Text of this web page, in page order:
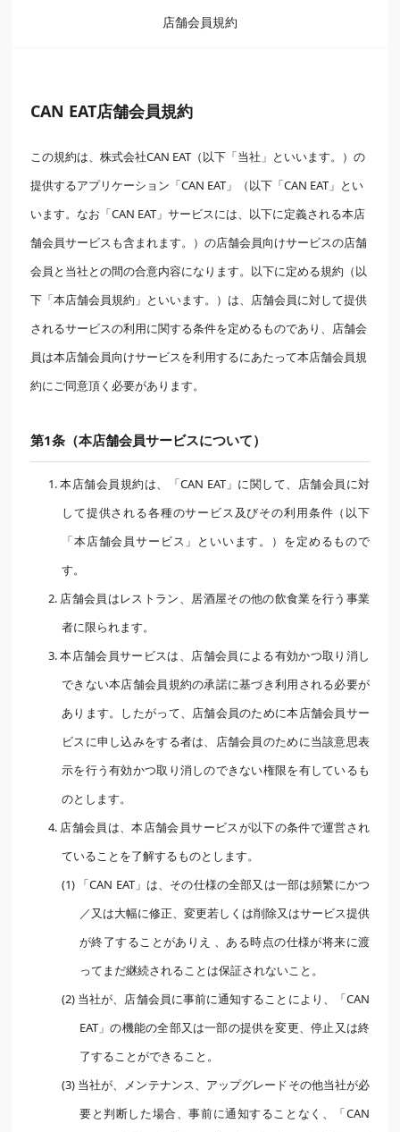
店舗会員規約
CAN EAT店舗会員規約
この規約は、株式会社CAN EAT（以下「当社」といいます。）の
提供するアプリケーション「CAN EAT」（以下「CAN EAT」とい
います。なお「CAN EAT」サービスには、以下に定義される本店
舗会員サービスも含まれます。）の店舗会員向けサービスの店舗
会員と当社との間の合意内容になります。以下に定める規約（以
下「本店舗会員規約」といいます。）は、店舗会員に対して提供
されるサービスの利用に関する条件を定めるものであり、店舗会
員は本店舗会員向けサービスを利用するにあたって本店舗会員規
約にご同意頂く必要があります。
第1条（本店舗会員サービスについて）
1. 本店舗会員規約は、「CAN EAT」に関して、店舗会員に対
して提供される各種のサービス及びその利用条件（以下
「本店舗会員サービス」といいます。）を定めるもので
す。
2. 店舗会員はレストラン、居酒屋その他の飲食業を行う事業
者に限られます。
3. 本店舗会員サービスは、店舗会員による有効かつ取り消し
できない本店舗会員規約の承諾に基づき利用される必要が
あります。したがって、店舗会員のために本店舗会員サー
ビスに申し込みをする者は、店舗会員のために当該意思表
示を行う有効かつ取り消しのできない権限を有しているも
のとします。
4. 店舗会員は、本店舗会員サービスが以下の条件で運営され
ていることを了解するものとします。
(1) 「CAN EAT」は、その仕様の全部又は一部は頻繁にかつ
／又は大幅に修正、変更若しくは削除又はサービス提供
が終了することがありえ 、ある時点の仕様が将来に渡
ってまだ継続されることは保証されないこと。
(2) 当社が、店舗会員に事前に通知することにより、「CAN
EAT」の機能の全部又は一部の提供を変更、停止又は終
了することができること。
(3) 当社が、メンテナンス、アップグレードその他当社が必
要と判断した場合、事前に通知することなく、「CAN